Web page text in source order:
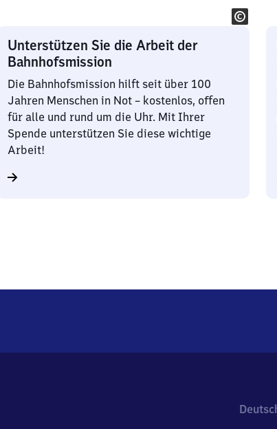
Unterstützen Sie die Arbeit der
Bahnhofsmission
Die Bahnhofsmission hilft seit über 100
Jahren Menschen in Not – kostenlos, offen
für alle und rund um die Uhr. Mit Ihrer
Spende unterstützen Sie diese wichtige
Arbeit!